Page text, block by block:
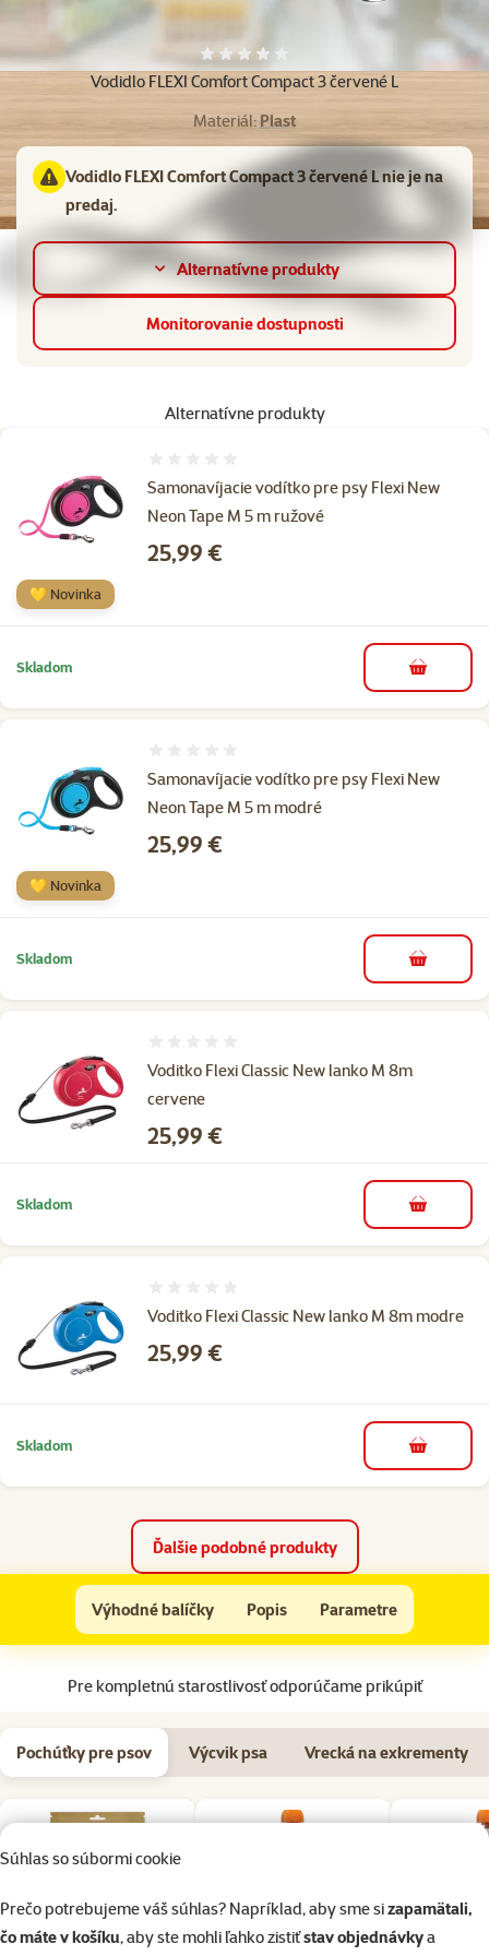
Súhlas so súbormi cookie
Prečo potrebujeme váš súhlas? Napríklad, aby sme sizapamätali,
čo máte v košíku, aby ste mohli ľahko zistiťstav objednávkya
Vodidlo FLEXI Comfort Compact 3 červené L
Hodnotenie 0%
Materiál: Plast
Vodidlo FLEXI Comfort Compact 3 červené L nie je na
predaj.
Alternatívne produkty
Monitorovanie dostupnosti
Alternatívne produkty
Samonavíjacie vodítko pre psy Flexi New
Neon Tape M 5 m ružové
Cena
25,99 €
💛 Novinka
Skladom do košíka
Samonavíjacie vodítko pre psy Flexi New
Neon Tape M 5 m modré
Cena
25,99 €
💛 Novinka
Skladom do košíka
Voditko Flexi Classic New lanko M 8m
cervene
Cena
25,99 €
Skladom do košíka
Voditko Flexi Classic New lanko M 8m modre
Cena
25,99 €
Skladom do košíka
Ďalšie podobné produkty
Vodidlo FLEXI Comfort Compact 3 červené L
Výhodné balíčky Popis Parametre
Na začiatok stránky
Pre kompletnú starostlivosť odporúčame prikúpiť
Pochúťky pre psov Výcvik psa Vrecká na exkrementy
Hodnotenie 0% Hodnotenie 0%